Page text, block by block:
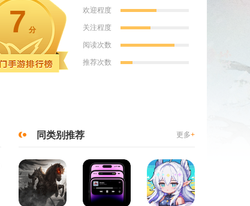
7 分
欢迎程度
关注程度
阅读次数
推荐次数
同类别推荐 更多+